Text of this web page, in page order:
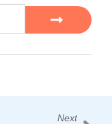
Next